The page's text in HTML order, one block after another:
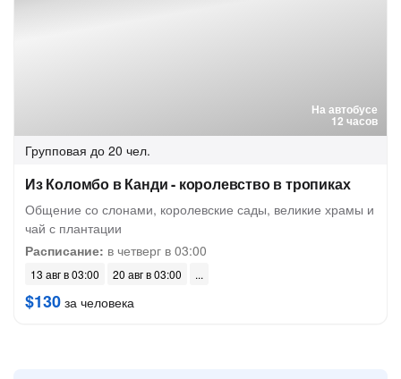
На автобусе
12 часов
Групповая до 20 чел.
Из Коломбо в Канди - королевство в тропиках
Общение со слонами, королевские сады, великие храмы и
чай с плантации
Расписание: в четверг в 03:00
13 авг в 03:00 20 авг в 03:00
$130 за человека